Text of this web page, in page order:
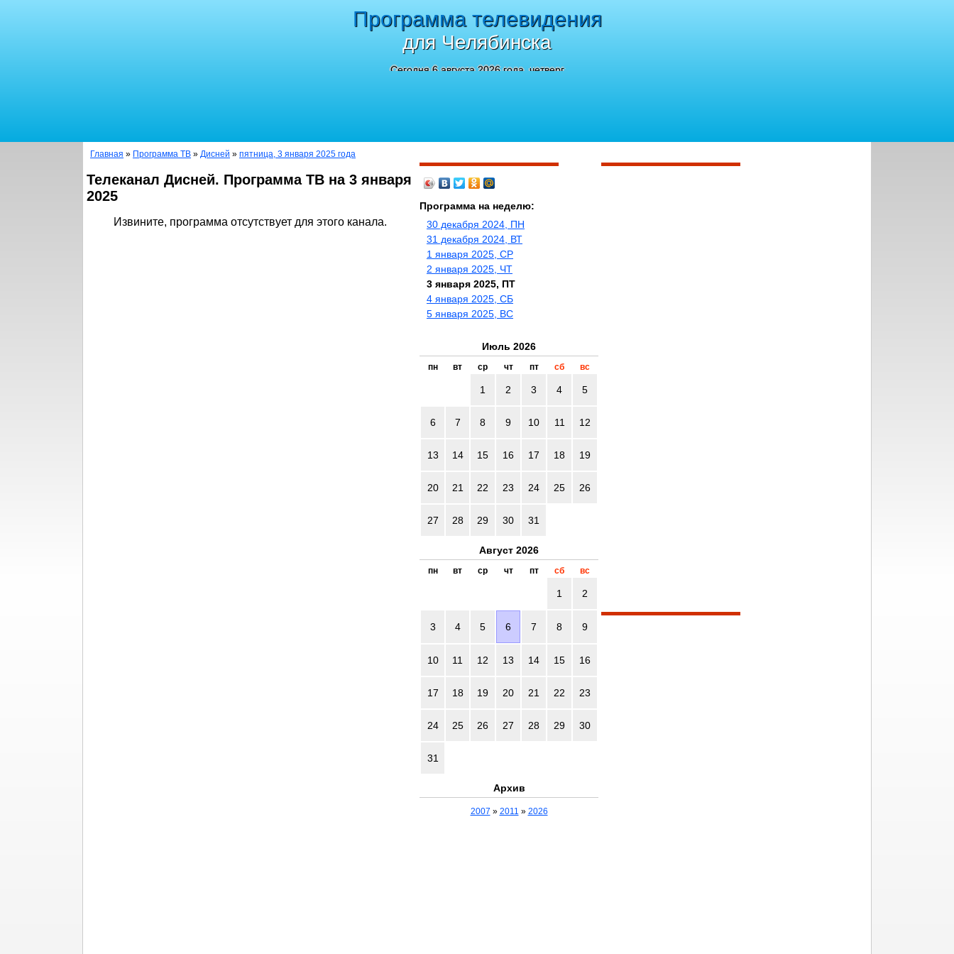
Программа телевидения
для Челябинска
Сегодня 6 августа 2026 года, четверг
Главная » Программа ТВ » Дисней » пятница, 3 января 2025 года
Телеканал Дисней. Программа ТВ на 3 января
2025
Извините, программа отсутствует для этого канала.
Программа на неделю:
30 декабря 2024, ПН
31 декабря 2024, ВТ
1 января 2025, СР
2 января 2025, ЧТ
3 января 2025, ПТ
4 января 2025, СБ
5 января 2025, ВС
Июль 2026
пн вт ср чт пт сб вс
1 2 3 4 5
6 7 8 9 10 11 12
13 14 15 16 17 18 19
20 21 22 23 24 25 26
27 28 29 30 31
Август 2026
пн вт ср чт пт сб вс
1 2
3 4 5 6 7 8 9
10 11 12 13 14 15 16
17 18 19 20 21 22 23
24 25 26 27 28 29 30
31
Архив
2007 » 2011 » 2026